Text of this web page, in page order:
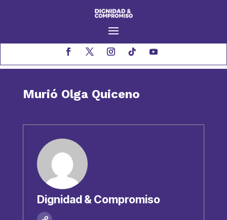
Murió Olga Quiceno
Dignidad & Compromiso